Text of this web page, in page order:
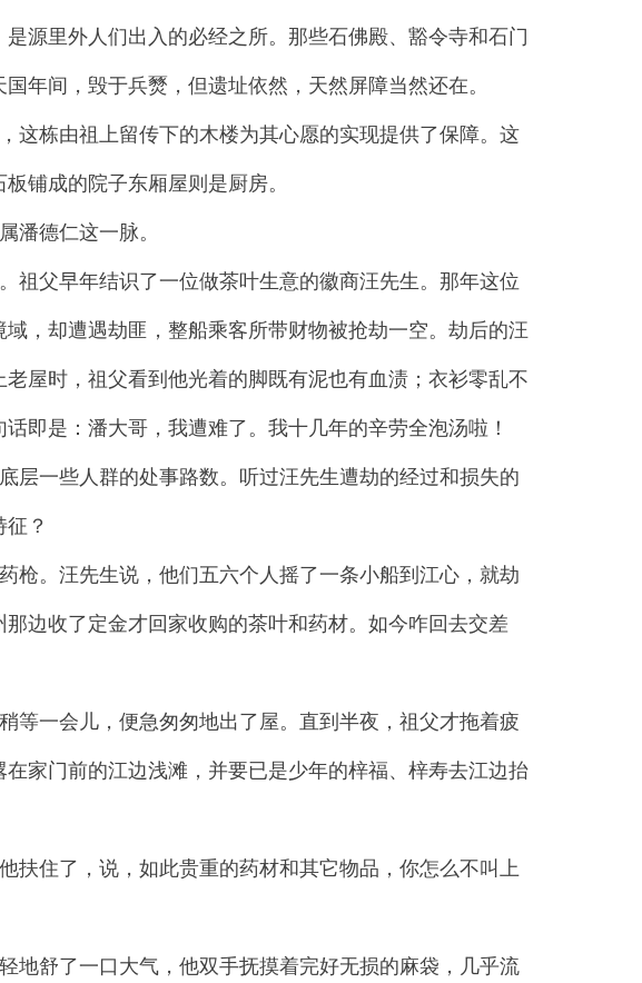
源里外人们出入的必经之所。那些石佛殿、豁令寺和石门
年间，毁于兵燹，但遗址依然，天然屏障当然还在。
这栋由祖上留传下的木楼为其心愿的实现提供了保障。这
铺成的院子东厢屋则是厨房。
潘德仁这一脉。
祖父早年结识了一位做茶叶生意的徽商汪先生。那年这位
，却遭遇劫匪，整船乘客所带财物被抢劫一空。劫后的汪
屋时，祖父看到他光着的脚既有泥也有血渍；衣衫零乱不
即是：潘大哥，我遭难了。我十几年的辛劳全泡汤啦！
层一些人群的处事路数。听过汪先生遭劫的经过和损失的
？
枪。汪先生说，他们五六个人摇了一条小船到江心，就劫
边收了定金才回家收购的茶叶和药材。如今咋回去交差
等一会儿，便急匆匆地出了屋。直到半夜，祖父才拖着疲
家门前的江边浅滩，并要已是少年的梓福、梓寿去江边抬
扶住了，说，如此贵重的药材和其它物品，你怎么不叫上
地舒了一口大气，他双手抚摸着完好无损的麻袋，几乎流